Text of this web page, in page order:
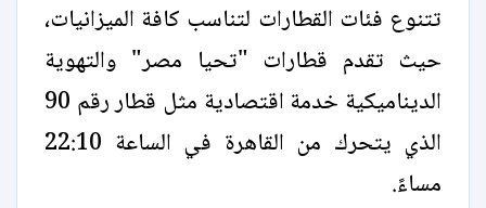
تتنوع فئات القطارات لتناسب كافة الميزانيات،
حيث تقدم قطارات "تحيا مصر" والتهوية
الديناميكية خدمة اقتصادية مثل قطار رقم 90
الذي يتحرك من القاهرة في الساعة 22:10
مساءً.